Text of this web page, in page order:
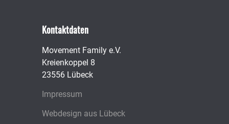
Kontaktdaten
Movement Family e.V.
Kreienkoppel 8
23556 Lübeck
Impressum
Webdesign aus Lübeck